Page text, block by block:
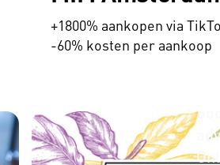
+1800% aankopen via
-60% kosten per aankoop
Web